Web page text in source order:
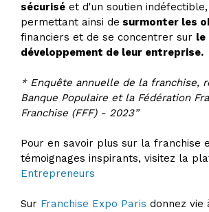
sécurisé et d'un soutien
permettant ainsi de surmonter les
financiers et de se concentrer sur le
développement de leur entreprise.
* Enquête annuelle de la franchise,
Banque Populaire et la Fédération
Franchise (FFF) - 2023”
Pour en savoir plus sur la franchise
témoignages inspirants, visitez la
Entrepreneurs
Sur Franchise Expo Paris donnez vie